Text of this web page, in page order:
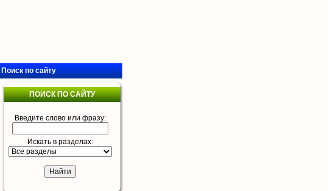
Поиск по сайту
ПОИСК ПО САЙТУ
Введите слово или фразу:
Искать в разделах: